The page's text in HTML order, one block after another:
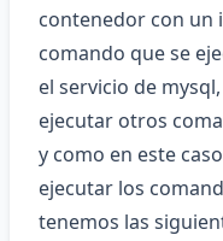
contenedor con un
comando que se
el servicio de
ejecutar otros
y como en este
ejecutar los
tenemos las